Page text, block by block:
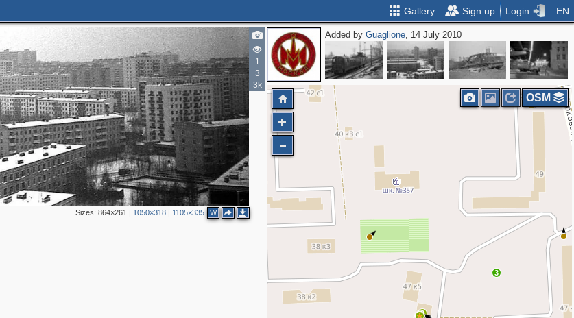
Gallery Sign up Login EN
1
3
3k
Sizes: 864×261 | 1050×318| 1105×335 W
Added byGuaglione, 14 July 2010
2
3
OSM